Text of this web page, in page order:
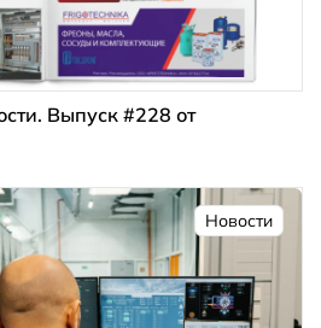
Выпуск #228 от
Новости